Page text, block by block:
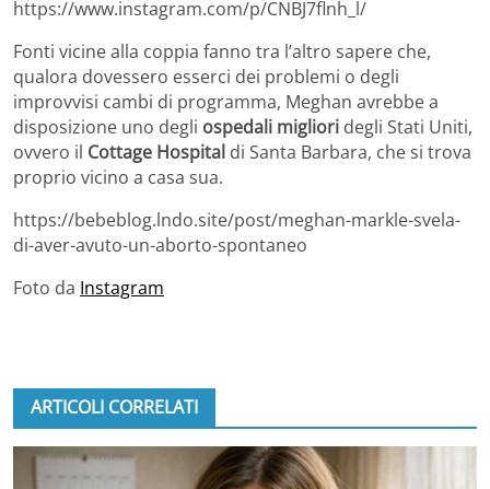
https://www.instagram.com/p/CNBJ7flnh_l/
Fonti vicine alla coppia fanno tra l’altro sapere che,
qualora dovessero esserci dei problemi o degli
improvvisi cambi di programma, Meghan avrebbe a
disposizione uno degli ospedali migliori degli Stati Uniti,
ovvero il Cottage Hospital di Santa Barbara, che si trova
proprio vicino a casa sua.
https://bebeblog.lndo.site/post/meghan-markle-svela-
di-aver-avuto-un-aborto-spontaneo
Foto da Instagram
ARTICOLI CORRELATI